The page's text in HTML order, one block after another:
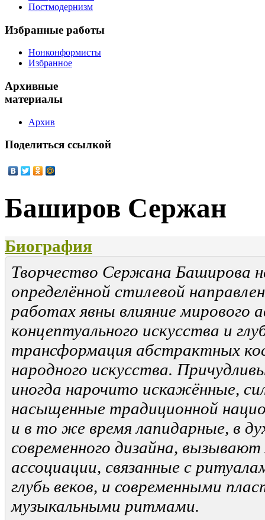
Постмодернизм
Избранные работы
Нонконформисты
Избранное
Архивные
материалы
Архив
Поделиться ссылкой
Баширов Сержан
Биография
Творчество Сержана Баширова
определённой стилевой
работах явны влияние мирового
концептуального искусства и
трансформация абстрактных
народного искусства.
иногда нарочито искажённые,
насыщенные традиционной
и в то же время лапидарные, в
современного дизайна,
ассоциации, связанные с
глубь веков, и современными
музыкальными ритмами.